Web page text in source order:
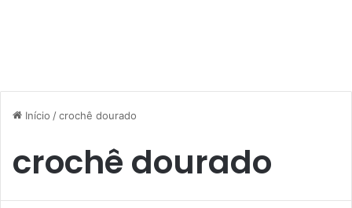
Início /crochê dourado
crochê dourado